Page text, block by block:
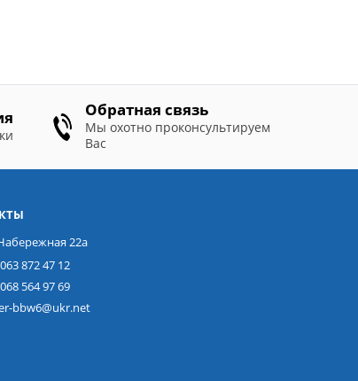
Обратная связь
Мы охотно проконсультируем
Вас
22а
872 47 12
564 97 69
bbw6@ukr.net